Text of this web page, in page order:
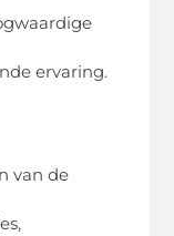
ervaring.
van de